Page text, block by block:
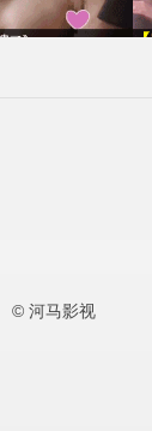
© 河马影视